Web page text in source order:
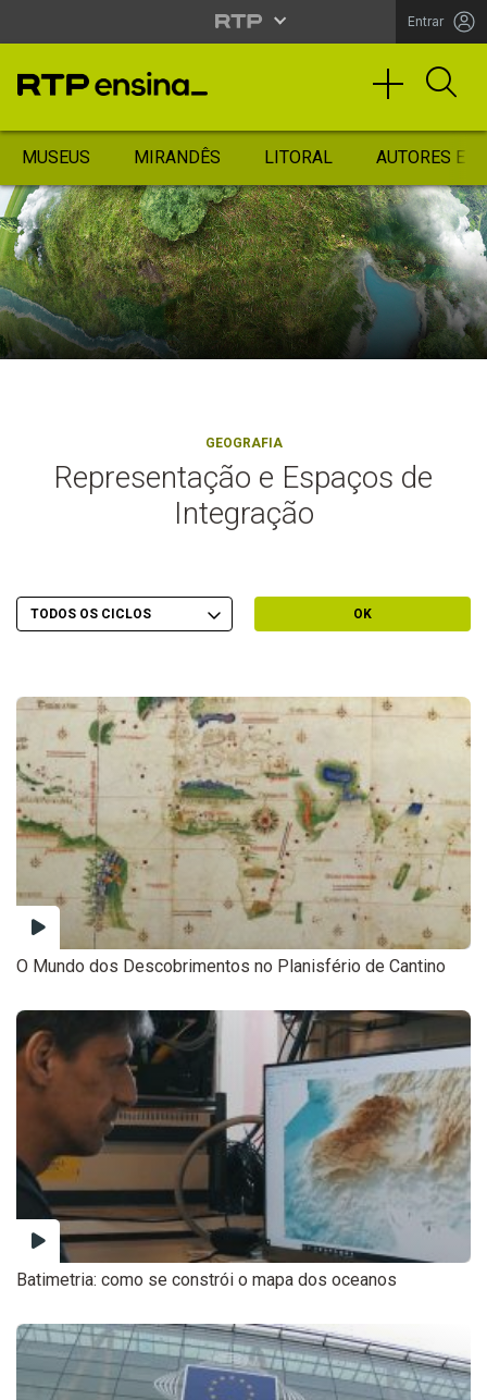
Entrar
MUSEUS MIRANDÊS LITORAL AUTORES
GEOGRAFIA
Representação e Espaços de
Integração
Filtrar por Ciclo
Escolher Ciclo OK
O Mundo dos Descobrimentos no Planisfério de Cantino
Batimetria: como se constrói o mapa dos oceanos